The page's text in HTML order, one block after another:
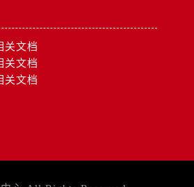
关文档
关文档
关文档